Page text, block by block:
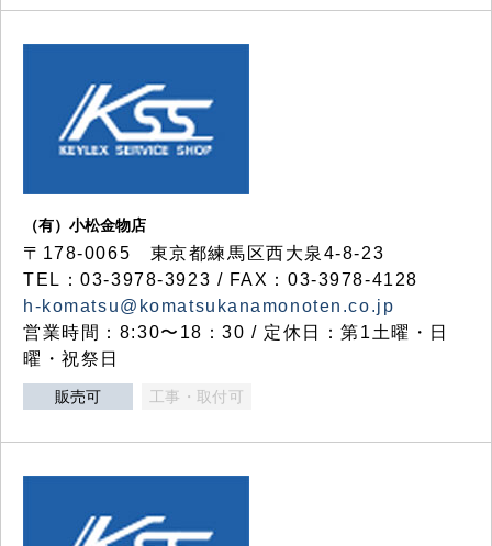
（有）小松金物店
〒178-0065 東京都練馬区西大泉4-8-23
TEL：03-3978-3923 / FAX：03-3978-4128
h-komatsu@komatsukanamonoten.co.jp
営業時間：8:30〜18：30 / 定休日：第1土曜・日
曜・祝祭日
販売可 工事・取付可